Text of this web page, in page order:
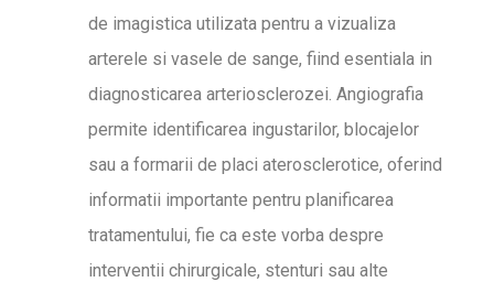
de imagistica utilizata pentru a vizualiza
arterele si vasele de sange, fiind esentiala in
diagnosticarea arteriosclerozei. Angiografia
permite identificarea ingustarilor, blocajelor
sau a formarii de placi aterosclerotice, oferind
informatii importante pentru planificarea
tratamentului, fie ca este vorba despre
interventii chirurgicale, stenturi sau alte